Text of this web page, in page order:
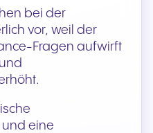
bei der
vor, weil der
Fragen aufwirft
und eine